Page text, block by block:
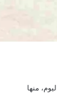
منها